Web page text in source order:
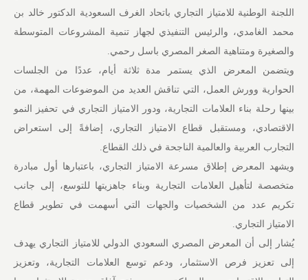
اللجنة الوطنية للامتياز التجاري باتحاد الغرف السعودية الدكتور خالد بن
محمد الغامدي، والرئيس التنفيذي لجهاز تنمية المشروعات المتوسطة
والصغيرة ومتناهية الصغر المصري باسل رحمي.
ويتضمن المعرض الذي يستمر مدة ثلاثة أيام، عددًا من الجلسات
الحوارية وورش العمل، التي تناقش العديد من الموضوعات المهمة، من
بينها رحلة بناء العلامات التجارية، ودور الامتياز التجاري في تحفيز النمو
الاقتصادي، ومستقبل قطاع الامتياز التجاري، إضافةً إلى استعراض
التجارب العربية والعالمية الناجحة في ذلك القطاع.
ويشهد المعرض إطلاق مسرعة الامتياز التجاري، باعتبارها أول مبادرة
متخصصة لتأهيل العلامات التجارية وبناء جاهزيتها للتوسع، إلى جانب
تكريم عدد من الشخصيات والجهات التي أسهمت في تطوير قطاع
الامتياز التجاري.
يُشار إلى أن المعرض المصري السعودي الدولي للامتياز التجاري يهدف
إلى تعزيز فرص الاستثمار، ودعم توسع العلامات التجارية، وتعزيز